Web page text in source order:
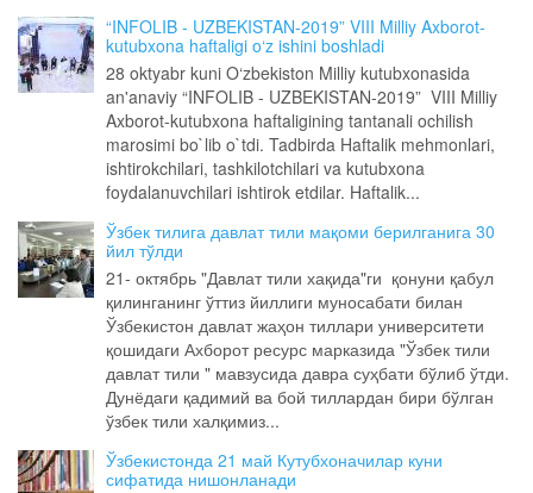
“INFOLIB - UZBEKISTAN-2019” VIII Milliy Axborot-
kutubxona haftaligi o‘z ishini boshladi
28 oktyabr kuni O‘zbekiston Milliy kutubxonasida
an'anaviy “INFOLIB - UZBEKISTAN-2019” VIII Milliy
Axborot-kutubxona haftaligining tantanali ochilish
marosimi bo`lib o`tdi. Tadbirda Haftalik mehmonlari,
ishtirokchilari, tashkilotchilari va kutubxona
foydalanuvchilari ishtirok etdilar. Haftalik...
Ўзбек тилига давлат тили мақоми берилганига 30
йил тўлди
21- октябрь "Давлат тили хақида"ги қонуни қабул
қилинганинг ўттиз йиллиги муносабати билан
Ўзбекистон давлат жаҳон тиллари университети
қошидаги Ахборот ресурс марказида "Ўзбек тили
давлат тили " мавзусида давра суҳбати бўлиб ўтди.
Дунёдаги қадимий ва бой тиллардан бири бўлган
ўзбек тили халқимиз...
Ўзбекистонда 21 май Кутубхоначилар куни
сифатида нишонланади